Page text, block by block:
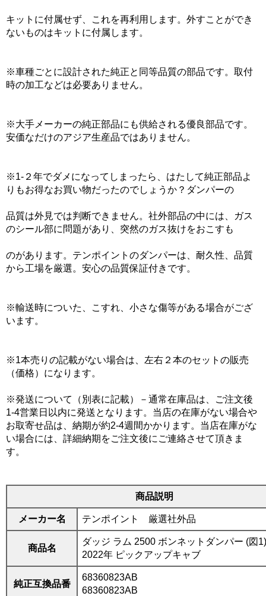
キットに付属せず、これを再利用します。外すことができ
ないものはキットに付属します。
※車種ごとに設計された純正と同等品質の部品です。取付
時の加工などは必要ありません。
※大手メーカーの純正部品にも供給される優良部品です。
安価なだけのアジア生産品ではありません。
※1-２年でダメになってしまったら、はたして純正部品よ
りもお得なお買い物だったのでしょうか？ダンパーの
品質は外見では判断できません。社外部品の中には、ガス
のシール部に問題があり、突然のガス抜けをおこすも
のがあります。テンポイントのダンパーは、耐久性、品質
から工場を厳選。安心の品質保証付きです。
※輸送時についた、こすれ、小さな傷等がある場合がござ
います。
※1本売りの記載がない場合は、左右２本のセットの販売
（価格）になります。
※発送について（別表に記載）－通常在庫品は、ご注文後
1-4営業日以内に発送となります。当店の在庫がない場合や
お取寄せ品は、納期が約2-4週間かかります。当店在庫がな
い場合には、詳細納期をご注文後にご連絡させて頂きま
す。
商品説明
メーカー名 テンポイント 厳選社外品
商品名
ダッジ ラム 2500 ボンネットダンパー (図
2022年 ピックアップキャブ
純正互換品番
68360823AB
68360823AB